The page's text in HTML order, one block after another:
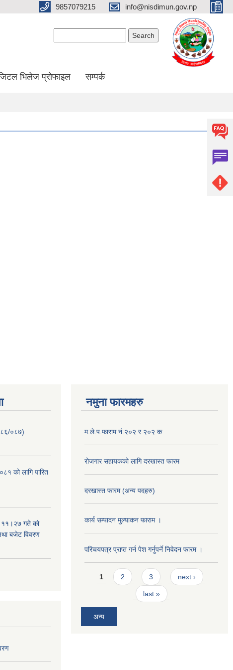
9857079215 info@nisdimun.gov.np
भिलेज प्रोफाइल सम्पर्क
०८७)
को लागि पारित
गते को
बजेट विवरण
नमुना फारमहरु
म.ले.प.फाराम नं:२०२ र २०२ क
रोजगार सहायकको लागि दरखास्त फारम
दरखास्त फारम (अन्य पदहरु)
कार्य सम्पादन मुल्याक‌न फाराम ।
परिचयपत्र प्राप्त गर्न पेश गर्नुपर्ने निवेदन फारम ।
Pages
1 2 3 next ›
last »
अन्य